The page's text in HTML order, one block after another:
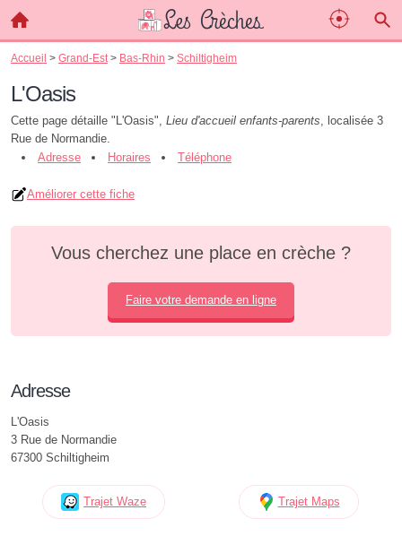
Accueil > Grand-Est > Bas-Rhin > Schiltigheim
L'Oasis
Cette page détaille "L'Oasis", Lieu d'accueil enfants-parents, localisée 3
Rue de Normandie.
Adresse
Horaires Téléphone
Améliorer cette fiche
Vous cherchez une place en crèche ?
Faire votre demande en ligne
Adresse
L'Oasis
3 Rue de Normandie
67300 Schiltigheim
Trajet Waze Trajet Maps